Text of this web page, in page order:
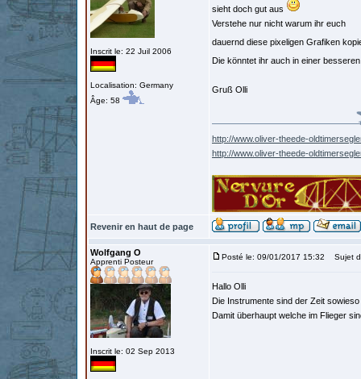
Inscrit le: 22 Juil 2006
Localisation: Germany
Âge: 58
sieht doch gut aus
Verstehe nur nicht warum ihr euch
dauernd diese pixeligen Grafiken
Die könntet ihr auch in einer
Gruß Olli
http://www.oliver-theede-
http://www.oliver-theede-
Revenir en haut de page
Wolfgang O
Apprenti Posteur
Inscrit le: 02 Sep 2013
Posté le: 09/01/2017 15:32 Sujet
Hallo Olli
Die Instrumente sind der Zeit
Damit überhaupt welche im Flieger